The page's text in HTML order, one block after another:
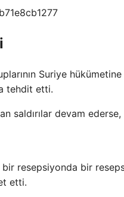
Suriye
tehdit etti.
saldırılar devam
resepsiyonda bir
etti.